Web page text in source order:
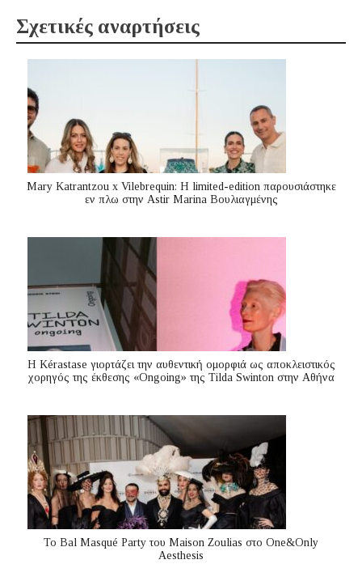
Σχετικές αναρτήσεις
Mary Katrantzou x Vilebrequin: Η limited-edition παρουσιάστηκε
εν πλω στην Astir Marina Βουλιαγμένης
Η Kérastase γιορτάζει την αυθεντική ομορφιά ως αποκλειστικός
χορηγός της έκθεσης «Ongoing» της Tilda Swinton στην Αθήνα
Το Bal Masqué Party του Maison Zoulias στο One&Only
Aesthesis